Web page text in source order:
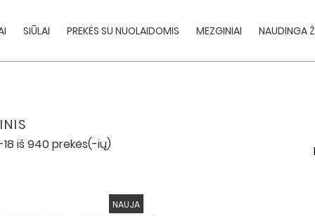
SIŪLAI PREKĖS SU NUOLAIDOMIS MEZGINIAI NAUDINGA
18 iš 940 prekės(-ių)
NAUJA